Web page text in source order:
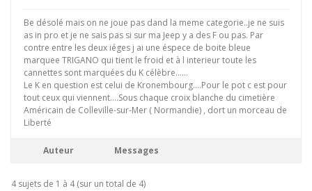
Be désolé mais on ne joue pas dand la meme categorie..je ne suis
as in pro et je ne sais pas si sur ma Jeep y a des F ou pas. Par
contre entre les deux iéges j ai une éspece de boite bleue
marquee TRIGANO qui tient le froid et à l interieur toute les
cannettes sont marquées du K célèbre……
Le K en question est celui de Kronembourg….Pour le pot c est pour
tout ceux qui viennent….Sous chaque croix blanche du cimetière
Américain de Colleville-sur-Mer ( Normandie) , dort un morceau de
Liberté
Auteur Messages
4 sujets de 1 à 4 (sur un total de 4)